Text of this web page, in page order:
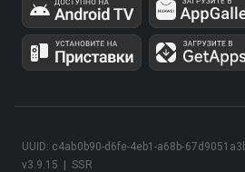
v3.9.15 SSR
UUID: c4ab0b90-d6fe-4eb1-a68b-